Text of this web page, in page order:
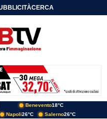
CERCA
Benevento18°C
Napoli26°C Salerno26°C